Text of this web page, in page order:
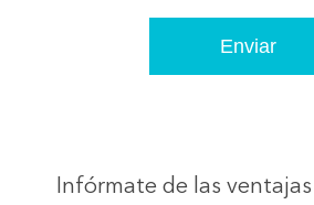
Infórmate de las